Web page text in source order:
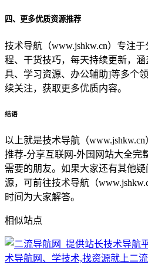
四、更多优质资源推荐
技术导航（www.jshkw.cn）专注
程、干货技巧，每天持续更新，
具、学习资源、办公辅助]等多个
续关注，获取更多优质内容。
结语
以上就是技术导航（
推荐-分享互联网-外国网站大全完
需要的朋友。如果大家还有其他
源，可前往技术导航（
时间为大家解答。
相似站点